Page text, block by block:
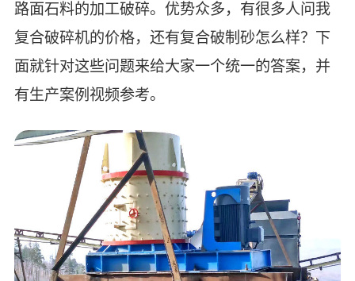
路面石料的加工破碎。优势众多，有很多人问我
复合破碎机的价格，还有复合破制砂怎么样？下
面就针对这些问题来给大家一个统一的答案，并
有生产案例视频参考。